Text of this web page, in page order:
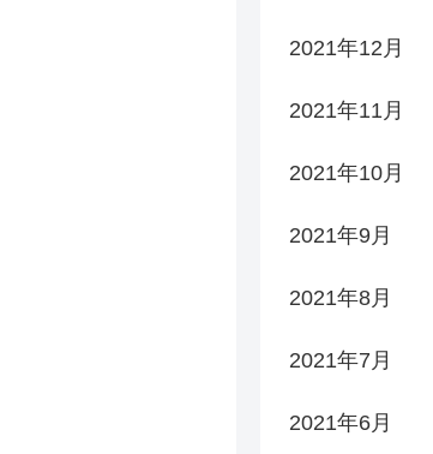
2021年12月
2021年11月
2021年10月
2021年9月
2021年8月
2021年7月
2021年6月